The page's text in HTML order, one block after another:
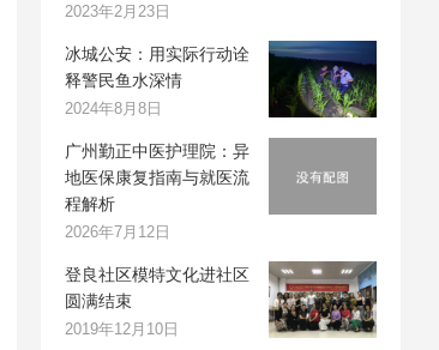
2023年2月23日
冰城公安：用实际行动诠
释警民鱼水深情
2024年8月8日
广州勤正中医护理院：异
地医保康复指南与就医流
程解析
2026年7月12日
登良社区模特文化进社区
圆满结束
2019年12月10日